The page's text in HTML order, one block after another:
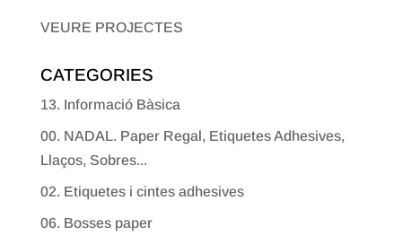
VEURE PROJECTES
CATEGORIES
13. Informació Bàsica
00. NADAL. Paper Regal, Etiquetes Adhesives,
Llaços, Sobres...
02. Etiquetes i cintes adhesives
06. Bosses paper